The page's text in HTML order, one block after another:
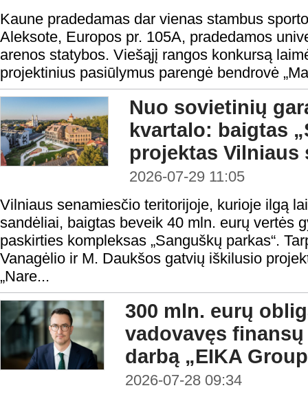
Kaune pradedamas dar vienas stambus
Aleksote, Europos pr. 105A, pradedamos
arenos statybos. Viešąjį rangos konkursą
projektinius pasiūlymus parengė bendrovė
Nuo sovietinių
kvartalo: baigtas
projektas Vilniaus
2026-07-29 11:05
Vilniaus senamiesčio teritorijoje, kurioje ilgą
sandėliai, baigtas beveik 40 mln. eurų vertės
paskirties kompleksas „Sanguškų parkas“.
Vanagėlio ir M. Daukšos gatvių iškilusio
„Nare...
300 mln. eurų
vadovavęs
darbą „EIKA
2026-07-28 09:34